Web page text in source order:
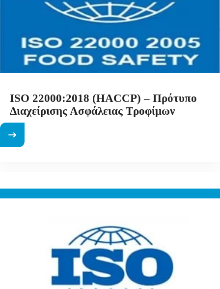
ISO 22000:2018 (HACCP) – Πρότυπο
Διαχείρισης Ασφάλειας Τροφίμων